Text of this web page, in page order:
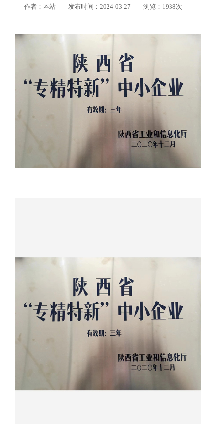
作者：本站 发布时间：2024-03-27 浏览： 1938次